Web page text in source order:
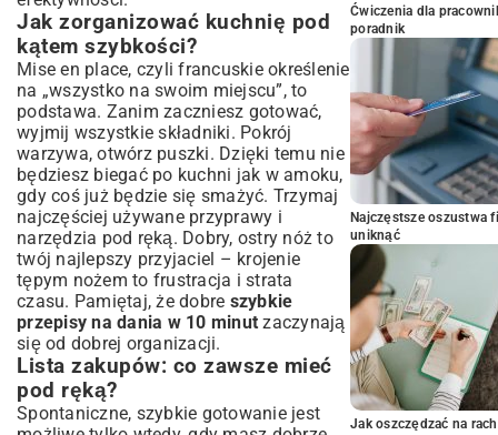
Jak zorganizować kuchnię pod
kątem szybkości?
Mise en place, czyli francuskie określenie
na „wszystko na swoim miejscu”, to
podstawa. Zanim zaczniesz gotować,
wyjmij wszystkie składniki. Pokrój
warzywa, otwórz puszki. Dzięki temu nie
będziesz biegać po kuchni jak w amoku,
gdy coś już będzie się smażyć. Trzymaj
najczęściej używane przyprawy i
narzędzia pod ręką. Dobry, ostry nóż to
twój najlepszy przyjaciel – krojenie
tępym nożem to frustracja i strata
czasu. Pamiętaj, że dobre szybkie
przepisy na dania w 10 minut zaczynają
się od dobrej organizacji.
Lista zakupów: co zawsze mieć
pod ręką?
Spontaniczne, szybkie gotowanie jest
Ćwiczenia dla
poradnik
Najczęstsze oszustwa
uniknąć
Jak oszczędzać na